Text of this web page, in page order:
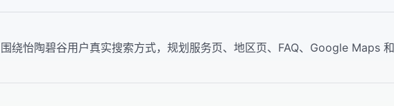
围绕怡陶碧谷用户真实搜索方式，规划服务页、地区页、FAQ、Google Maps